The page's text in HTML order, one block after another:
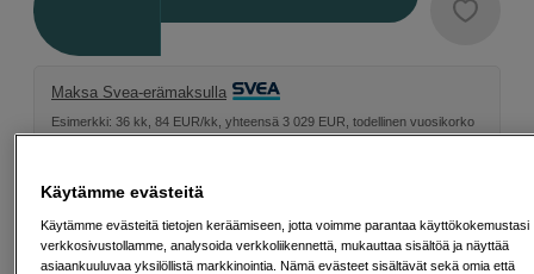
Maksa Svea-erämaksulla
Esimerkki: 36 kk, 84 EUR/kk, yhteensä 3 029 EUR, todellinen vuosikorko
saada maksuhäiriömerkinnän. Se voi vaikeuttaa asunnon vuokraamista,
liittymien tekemistä ja uusien lainojen saamista. Apua saat kuntasi talous- ja
Käytämme evästeitä
Käytämme evästeitä tietojen keräämiseen, jotta voimme parantaa käyttökokemustasi
verkkosivustollamme, analysoida verkkoliikennettä, mukauttaa sisältöä ja näyttää
asiaankuuluvaa yksilöllistä markkinointia. Nämä evästeet sisältävät sekä omia että